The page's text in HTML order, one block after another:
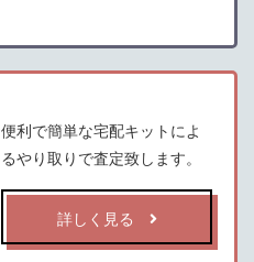
便利で簡単な宅配キットによ
るやり取りで査定致します。
詳しく見る